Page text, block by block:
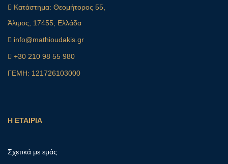
Κατάστημα: Θεομήτορος 55,
Άλιμος, 17455, Ελλάδα
info@mathioudakis.gr
+30 210 98 55 980
ΓΕΜΗ: 121726103000
Η ΕΤΑΙΡΙΑ
Σχετικά με εμάς